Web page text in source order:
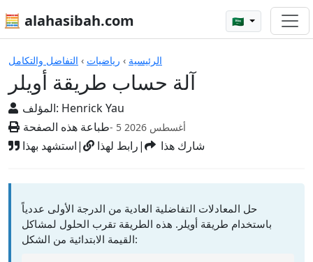
🧮 alahasibah.com 🇸🇦
الرئيسية › رياضيات › التفاضل والتكامل
آلة حساب طريقة أويلر
المؤلف: Henrick Yau
طباعة هذه الصفحة
- 5 أغسطس 2026
استشهد بهذا| رابط لهذا| شارك هذا
الآلات الحاسبة
حل المعادلات التفاضلية العادية من الدرجة الأولى عددياً
باستخدام طريقة أويلر. هذه الطريقة تقرب الحلول لمشاكل
القيمة الابتدائية من الشكل: